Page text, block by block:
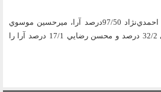
بر اساس اين گزارش محمود احمدي‌نژاد 97/50درصد آرا، ميرحسين موسوي
41/35 درصد آرا، مهدي كروبي 32/2 درصد و محسن رضايي 17/1 درصد آرا را